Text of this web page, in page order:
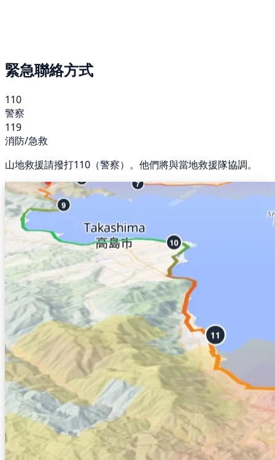
緊急聯絡方式
110
警察
119
消防/急救
山地救援請撥打110（警察）。他們將與當地救援隊協調。